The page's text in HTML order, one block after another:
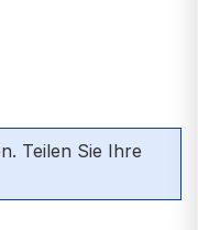
0 von 5 Sternen
Teilen Sie Ihre